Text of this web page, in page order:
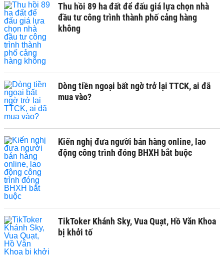
Thu hồi 89 ha đất để đấu giá lựa chọn nhà
đầu tư công trình thành phố cảng hàng
không
Dòng tiền ngoại bất ngờ trở lại TTCK, ai đã
mua vào?
Kiến nghị đưa người bán hàng online, lao
động công trình đóng BHXH bắt buộc
TikToker Khánh Sky, Vua Quạt, Hồ Văn Khoa
bị khởi tố